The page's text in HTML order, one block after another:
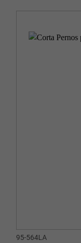
95-564LA